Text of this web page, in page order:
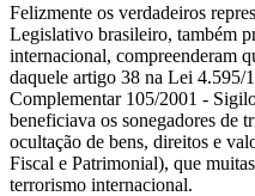
Felizmente os verdadeiros
Legislativo brasileiro, também
internacional, compreenderam
daquele artigo 38 na Lei 4.595/
Complementar 105/2001 -
beneficiava os sonegadores de
ocultação de bens, direitos e
Fiscal e Patrimonial), que
terrorismo internacional.